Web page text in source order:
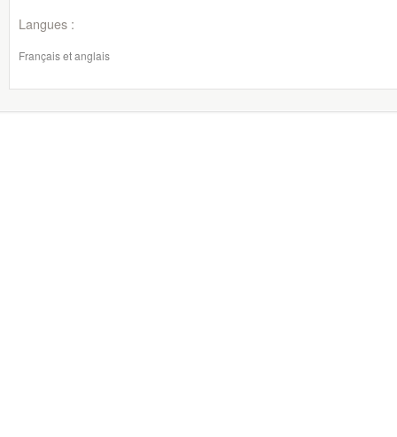
Langues :
Français et anglais